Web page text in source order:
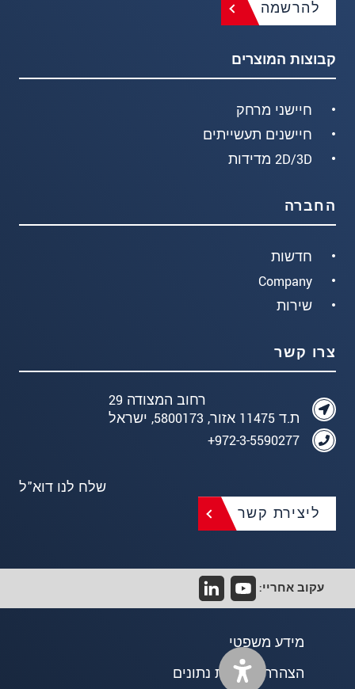
להרשמה
קבוצות המוצרים
חיישני מרחק
חיישנים תעשייתים
2D/3D מדידות
החברה
חדשות
Company
שירות
צרו קשר
רחוב המצודה 29
ת.ד 11475 אזור, 5800173, ישראל
972-3-5590277+
שלח לנו דוא"ל
ליצירת קשר
עקוב אחריי:
מידע משפטי
הצהרת פרטיות נתונים